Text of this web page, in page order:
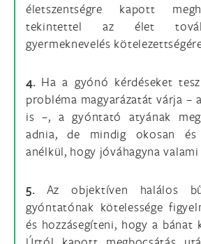
életszentségre kapott
tekintettel az élet
gyermeknevelés
4.Ha a gyónó kérdéseket
probléma magyarázatát várja –
is –, a gyóntató atyának
adnia, de mindig okosan és
anélkül, hogy jóváhagyna
5.Az objektíven halálos
gyóntatónak kötelessége
és hozzásegíteni, hogy a bánat